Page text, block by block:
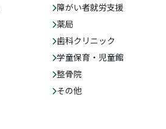
障がい者就労支援
薬局
歯科クリニック
学童保育・児童館
整骨院
その他